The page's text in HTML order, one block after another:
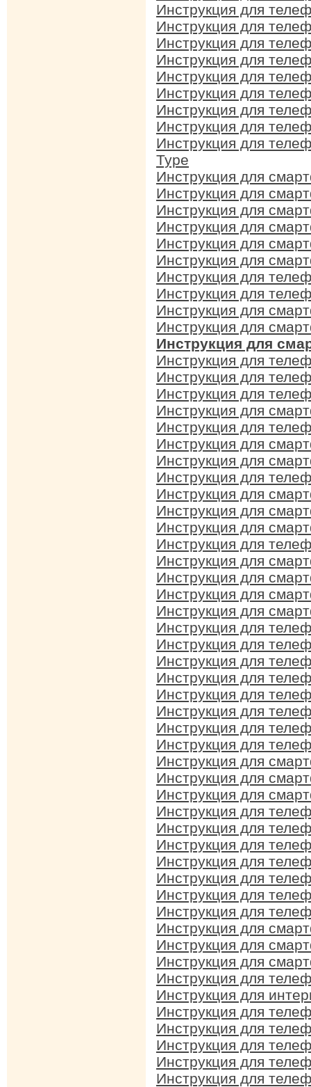
Инструкция для
Инструкция для
Инструкция для
Инструкция для
Инструкция для
Инструкция для
Инструкция для
Инструкция для
Инструкция для
Type
Инструкция для
Инструкция для
Инструкция для
Инструкция для
Инструкция для
Инструкция для
Инструкция для
Инструкция для
Инструкция для
Инструкция для
Инструкция для
Инструкция для
Инструкция для
Инструкция для
Инструкция для
Инструкция для
Инструкция для
Инструкция для
Инструкция для
Инструкция для
Инструкция для
Инструкция для
Инструкция для
Инструкция для
Инструкция для
Инструкция для
Инструкция для
Инструкция для
Инструкция для
Инструкция для
Инструкция для
Инструкция для
Инструкция для
Инструкция для
Инструкция для
Инструкция для
Инструкция для
Инструкция для
Инструкция для
Инструкция для
Инструкция для
Инструкция для
Инструкция для
Инструкция для
Инструкция для
Инструкция для
Инструкция для
Инструкция для
Инструкция для
Инструкция для
Инструкция для
Инструкция для
Инструкция для
Инструкция для
Инструкция для